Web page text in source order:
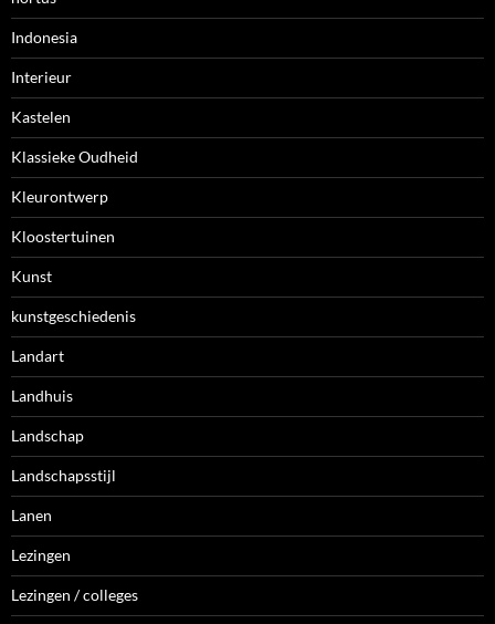
Indonesia
Interieur
Kastelen
Klassieke Oudheid
Kleurontwerp
Kloostertuinen
Kunst
kunstgeschiedenis
Landart
Landhuis
Landschap
Landschapsstijl
Lanen
Lezingen
Lezingen / colleges